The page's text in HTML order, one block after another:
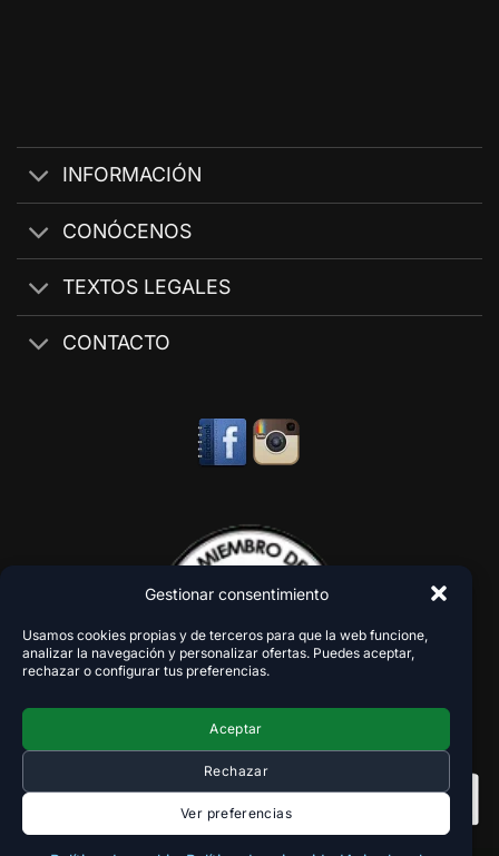
Gestionar consentimiento
Usamos cookies propias y de terceros para que la web funcione,
analizar la navegación y personalizar ofertas. Puedes aceptar,
rechazar o configurar tus preferencias.
Aceptar
Rechazar
Ver preferencias
INFORMACIÓN
CONÓCENOS
TEXTOS LEGALES
CONTACTO